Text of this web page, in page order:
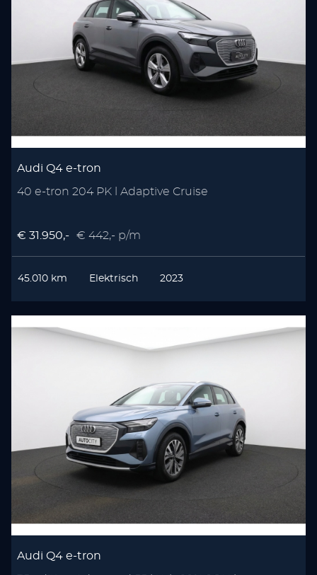
Audi Q4 e-tron
40 e-tron 204 PK l Adaptive Cruise
€ 31.950,- € 442,- p/m
45.010 km Elektrisch 2023
Audi Q4 e-tron